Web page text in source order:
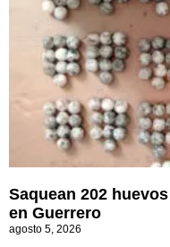
Saquean 202
en Guerrero
agosto 5, 2026